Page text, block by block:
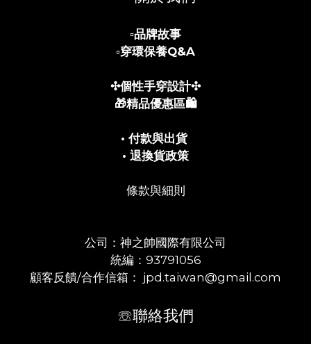
▫️品牌故事
▫️穿環保養Q&A
✣個性手穿設計✣
🎁精品優惠區🛍️
• 付款與出貨
• 退換貨政策
條款與細則
公司：神之帥國際有限公司
統編：93791056
顧客反饋/合作信箱： jpd.taiwan@gmail.com
☏聯絡我們